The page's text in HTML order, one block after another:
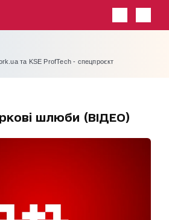
та KSE ProfTech - спецпроєкт
шлюби (ВІДЕО)